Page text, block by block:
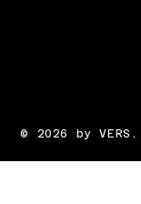
© 2026 by